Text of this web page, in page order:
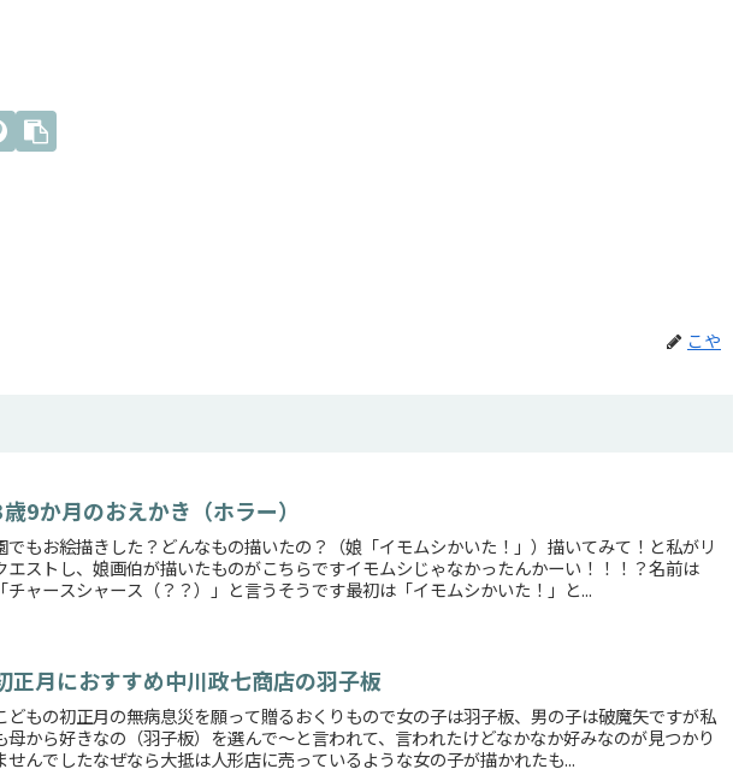
こや
9か月のおえかき（ホラー）
でもお絵描きした？どんなもの描いたの？（娘「イモムシかいた！」）描いてみて！と私がリ
エストし、娘画伯が描いたものがこちらですイモムシじゃなかったんかーい！！！？名前は
「チャースシャース（？？）」と言うそうです最初は「イモムシかいた！」と...
正月におすすめ中川政七商店の羽子板
どもの初正月の無病息災を願って贈るおくりもので女の子は羽子板、男の子は破魔矢ですが私
母から好きなの（羽子板）を選んで～と言われて、言われたけどなかなか好みなのが見つかり
せんでしたなぜなら大抵は人形店に売っているような女の子が描かれたも...